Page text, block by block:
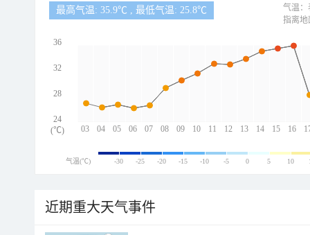
最高气温: 35.9℃ , 最低气温: 25.8℃
03 04 05 06 07 08 09 10 11 12 13 14 15 16
36
32
28
24
(℃)
气温：
指离地
气温(℃) -30 -25 -20 -15 -10 -5 0 5 10
近期重大天气事件